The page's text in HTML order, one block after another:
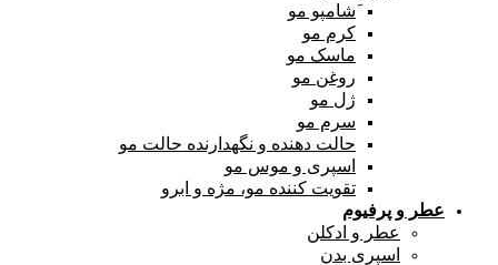
َشامپو مو
کرم مو
ماسک مو
روغن مو
ژل مو
سرم مو
حالت دهنده و نگهدارنده حالت مو
اسپری و موس مو
تقویت کننده مو، مژه و ابرو
عطر و پرفیوم
عطر و ادکلن
اسپری بدن